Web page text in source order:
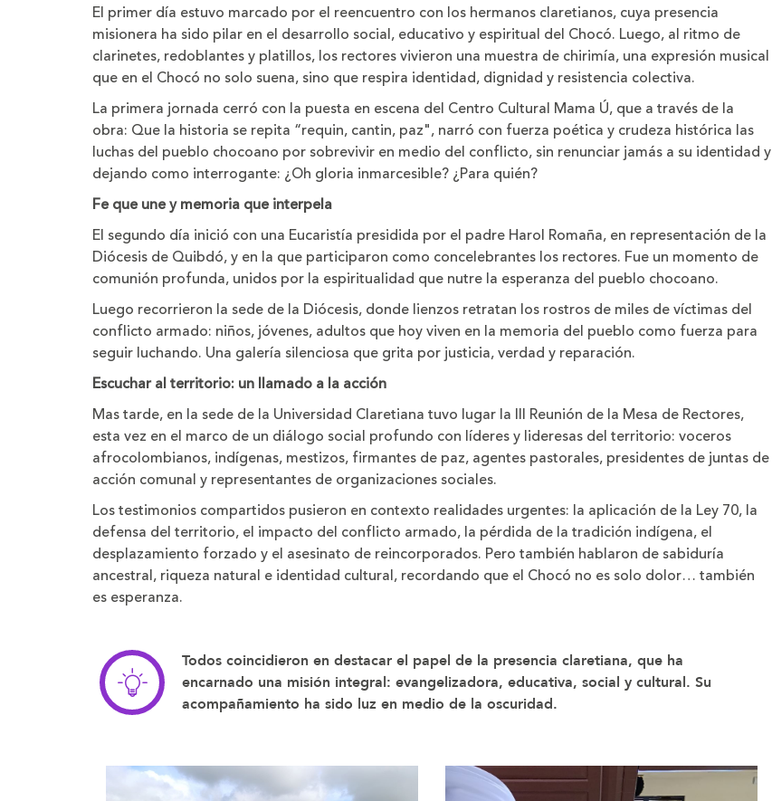
El primer día estuvo marcado por el reencuentro con los hermanos claretianos, cuya presencia
misionera ha sido pilar en el desarrollo social, educativo y espiritual del Chocó. Luego, al ritmo de
clarinetes, redoblantes y platillos, los rectores vivieron una muestra de chirimía, una expresión musical
que en el Chocó no solo suena, sino que respira identidad, dignidad y resistencia colectiva.
La primera jornada cerró con la puesta en escena del Centro Cultural Mama Ú, que a través de la
obra: Que la historia se repita “requin, cantin, paz", narró con fuerza poética y crudeza histórica las
luchas del pueblo chocoano por sobrevivir en medio del conflicto, sin renunciar jamás a su identidad y
dejando como interrogante: ¿Oh gloria inmarcesible? ¿Para quién?
Fe que une y memoria que interpela
El segundo día inició con una Eucaristía presidida por el padre Harol Romaña, en representación de la
Diócesis de Quibdó, y en la que participaron como concelebrantes los rectores. Fue un momento de
comunión profunda, unidos por la espiritualidad que nutre la esperanza del pueblo chocoano.
Luego recorrieron la sede de la Diócesis, donde lienzos retratan los rostros de miles de víctimas del
conflicto armado: niños, jóvenes, adultos que hoy viven en la memoria del pueblo como fuerza para
seguir luchando. Una galería silenciosa que grita por justicia, verdad y reparación.
Escuchar al territorio: un llamado a la acción
Mas tarde, en la sede de la Universidad Claretiana tuvo lugar la III Reunión de la Mesa de Rectores,
esta vez en el marco de un diálogo social profundo con líderes y lideresas del territorio: voceros
afrocolombianos, indígenas, mestizos, firmantes de paz, agentes pastorales, presidentes de juntas de
acción comunal y representantes de organizaciones sociales.
Los testimonios compartidos pusieron en contexto realidades urgentes: la aplicación de la Ley 70, la
defensa del territorio, el impacto del conflicto armado, la pérdida de la tradición indígena, el
desplazamiento forzado y el asesinato de reincorporados. Pero también hablaron de sabiduría
ancestral, riqueza natural e identidad cultural, recordando que el Chocó no es solo dolor… también
es esperanza.
Todos coincidieron en destacar el papel de la presencia claretiana, que ha
encarnado una misión integral: evangelizadora, educativa, social y cultural. Su
acompañamiento ha sido luz en medio de la oscuridad.